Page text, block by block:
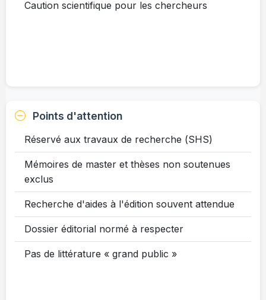
Caution scientifique pour les chercheurs
Points d'attention
Réservé aux travaux de recherche (SHS)
Mémoires de master et thèses non soutenues
exclus
Recherche d'aides à l'édition souvent attendue
Dossier éditorial normé à respecter
Pas de littérature « grand public »